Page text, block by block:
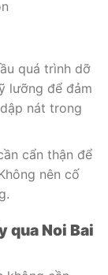
quá trình dỡ
lưỡng để đảm
nát trong
cẩn thận để
nên cố
qua Noi Bai